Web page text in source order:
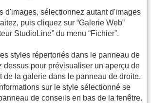
d'images, sélectionnez autant d'images
puis cliquez sur “Galerie Web”
StudioLine” du menu “Fichier”.
styles répertoriés dans le panneau de
dessus pour prévisualiser un aperçu de
de la galerie dans le panneau de droite.
sur le style sélectionné se
de conseils en bas de la fenêtre.